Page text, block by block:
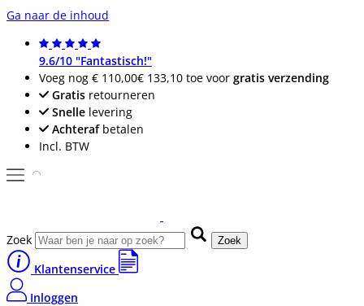
Ga naar de inhoud
9.6/10 "Fantastisch!"
Voeg nog € 110,00€ 133,10 toe voor gratis verzending
Gratis retourneren
Snelle levering
Achterafbetalen
Incl. BTW
Zoek Zoek
Klantenservice
Inloggen